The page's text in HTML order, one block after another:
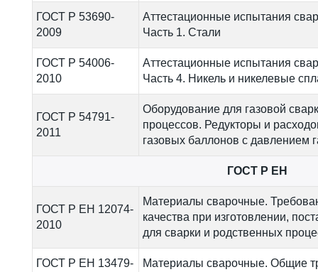
ГОСТ Р 53690-
2009
Аттестационные испытания
Часть 1. Стали
ГОСТ Р 54006-
2010
Аттестационные испытания
Часть 4. Никель и никелевые
ГОСТ Р 54791-
2011
Оборудование для газовой
процессов. Редукторы и
газовых баллонов с давлением
ГОСТ Р ЕН
ГОСТ Р ЕН 12074-
2010
Материалы сварочные.
качества при изготовлении,
для сварки и родственных
ГОСТ Р ЕН 13479-
Материалы сварочные. Общие